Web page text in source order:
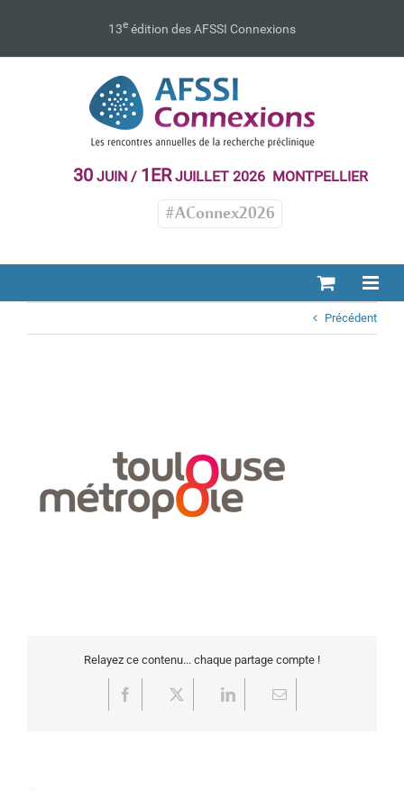
13e édition des AFSSI Connexions
30JUIN / 1ERJUILLET 2026 MONTPELLIER
#AConnex2026
Précédent
Relayez ce contenu... chaque partage compte !
Facebook LinkedInEmail